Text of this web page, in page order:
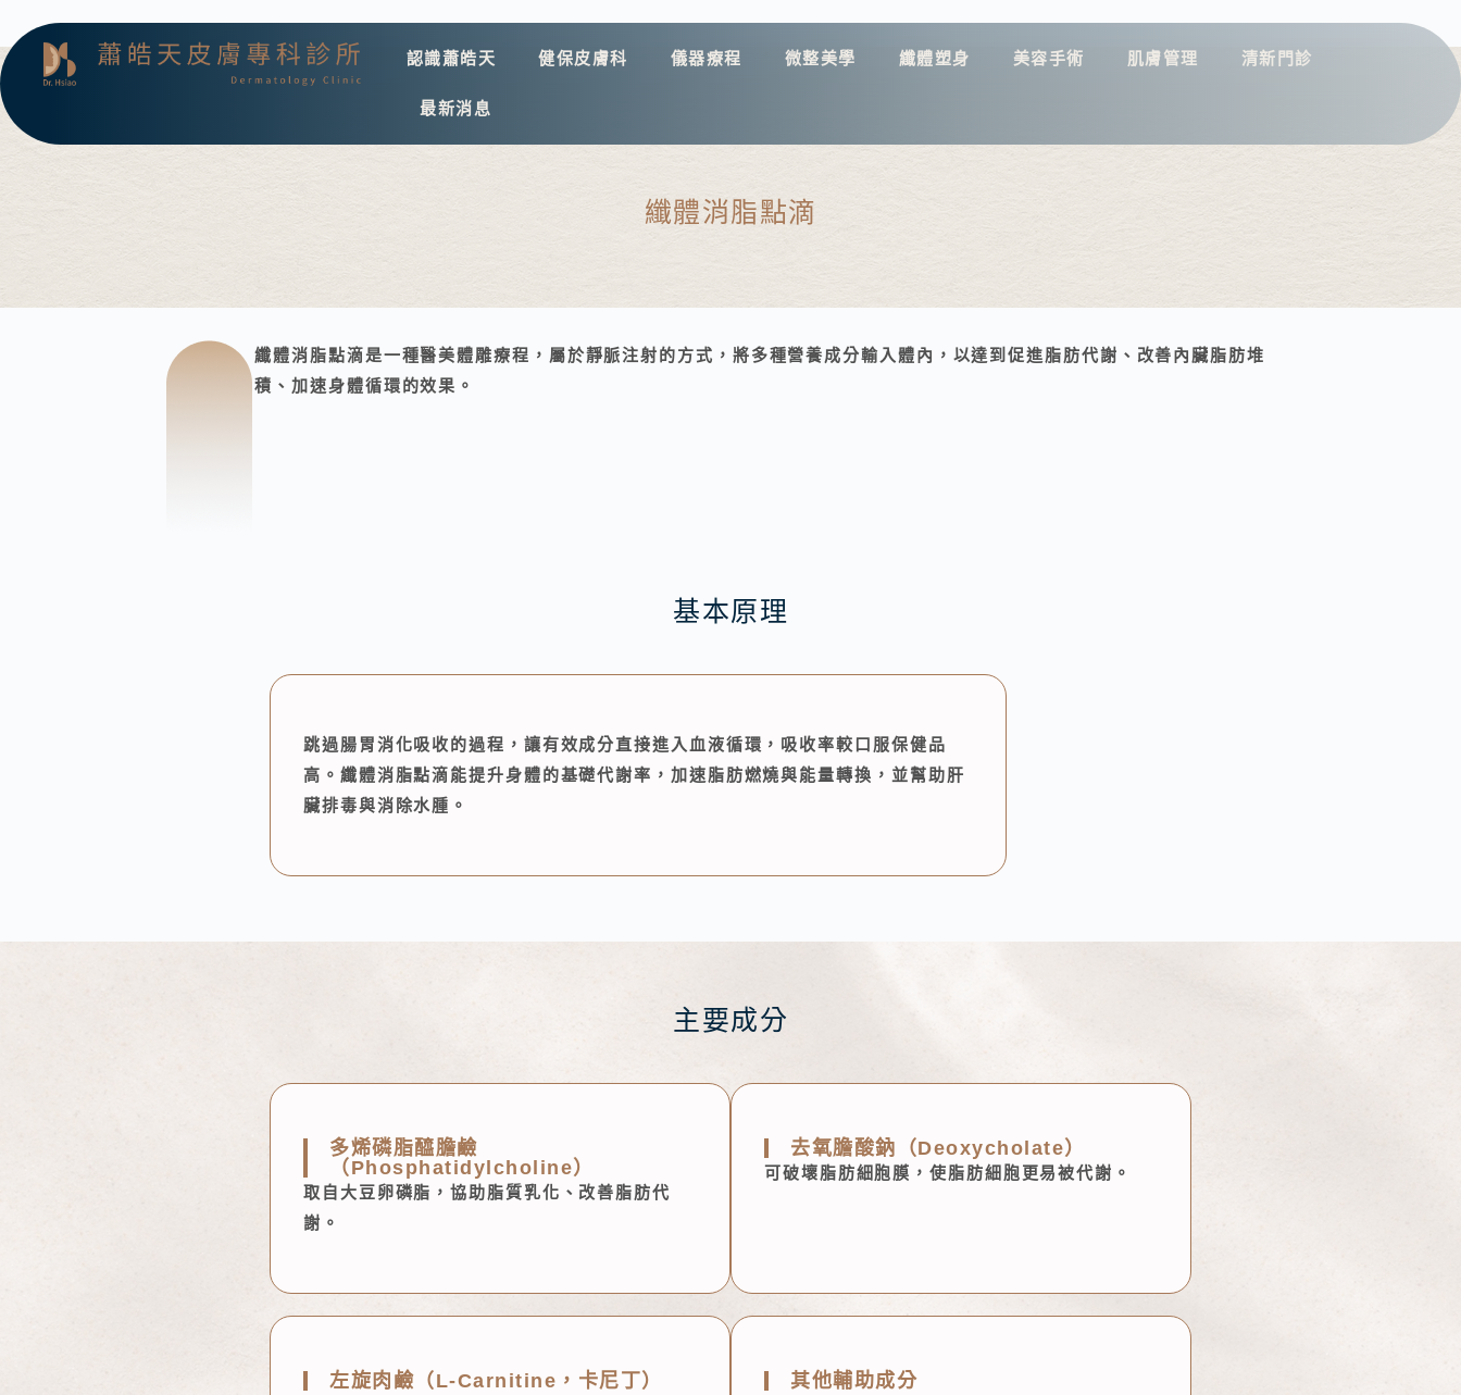
認識蕭皓天 健保皮膚科 儀器療程 微整美學 纖體塑身 美容手術 肌膚管理 清新門診
最新消息
纖體消脂點滴
纖體消脂點滴是一種醫美體雕療程，屬於靜脈注射的方式，將多種營養成分輸入體內，以達到促進脂肪代謝、改善內臟脂肪堆
積、加速身體循環的效果。
基本原理
跳過腸胃消化吸收的過程，讓有效成分直接進入血液循環，吸收率較口服保健品
高。纖體消脂點滴能提升身體的基礎代謝率，加速脂肪燃燒與能量轉換，並幫助肝
臟排毒與消除水腫。
主要成分
多烯磷脂醯膽鹼
（Phosphatidylcholine）
取自大豆卵磷脂，協助脂質乳化、改善脂肪代
謝。
去氧膽酸鈉（Deoxycholate）
可破壞脂肪細胞膜，使脂肪細胞更易被代謝。
左旋肉鹼（L-Carnitine，卡尼丁） 其他輔助成分